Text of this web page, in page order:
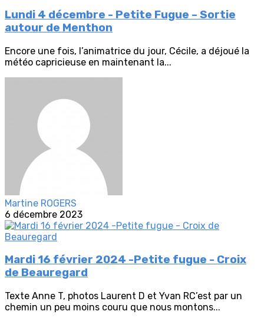
Lundi 4 décembre - Petite Fugue – Sortie
autour de Menthon
Encore une fois, l’animatrice du jour, Cécile, a déjoué la
météo capricieuse en maintenant la...
Martine ROGERS
6 décembre 2023
Mardi 16 février 2024 -Petite fugue - Croix
de Beauregard
Texte Anne T, photos Laurent D et Yvan RC’est par un
chemin un peu moins couru que nous montons...